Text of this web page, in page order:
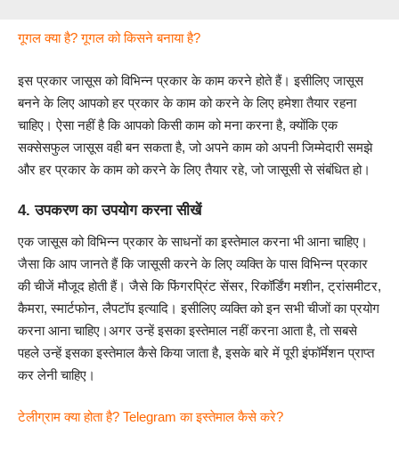
गूगल क्या है? गूगल को किसने बनाया है?
इस प्रकार जासूस को विभिन्न प्रकार के काम करने होते हैं। इसीलिए जासूस
बनने के लिए आपको हर प्रकार के काम को करने के लिए हमेशा तैयार रहना
चाहिए। ऐसा नहीं है कि आपको किसी काम को मना करना है, क्योंकि एक
सक्सेसफुल जासूस वही बन सकता है, जो अपने काम को अपनी जिम्मेदारी समझे
और हर प्रकार के काम को करने के लिए तैयार रहे, जो जासूसी से संबंधित हो।
4. उपकरण का उपयोग करना सीखें
एक जासूस को विभिन्न प्रकार के साधनों का इस्तेमाल करना भी आना चाहिए।
जैसा कि आप जानते हैं कि जासूसी करने के लिए व्यक्ति के पास विभिन्न प्रकार
की चीजें मौजूद होती हैं। जैसे कि फिंगरप्रिंट सेंसर, रिकॉर्डिंग मशीन, ट्रांसमीटर,
कैमरा, स्मार्टफोन, लैपटॉप इत्यादि। इसीलिए व्यक्ति को इन सभी चीजों का प्रयोग
करना आना चाहिए।अगर उन्हें इसका इस्तेमाल नहीं करना आता है, तो सबसे
पहले उन्हें इसका इस्तेमाल कैसे किया जाता है, इसके बारे में पूरी इंफॉर्मेशन प्राप्त
कर लेनी चाहिए।
टेलीग्राम क्या होता है? Telegram का इस्तेमाल कैसे करे?